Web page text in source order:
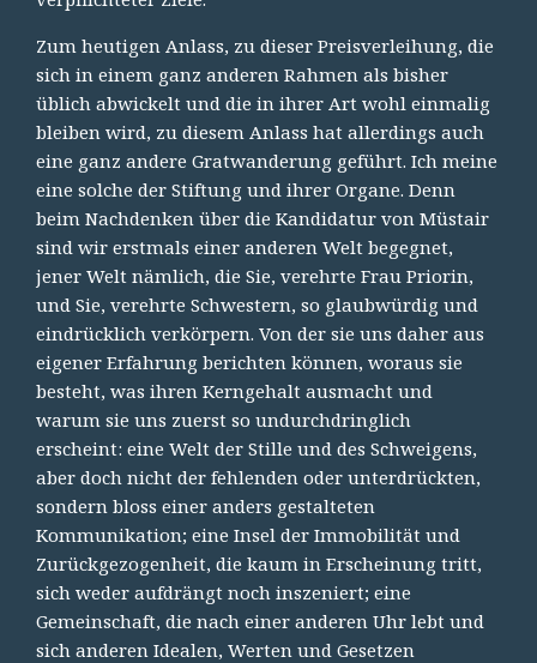
Zum heutigen Anlass, zu dieser Preisverleihung, die
sich in einem ganz anderen Rahmen als bisher
üblich abwickelt und die in ihrer Art wohl einmalig
bleiben wird, zu diesem Anlass hat allerdings auch
eine ganz andere Gratwanderung geführt. Ich meine
eine solche der Stiftung und ihrer Organe. Denn
beim Nachdenken über die Kandidatur von Müstair
sind wir erstmals einer anderen Welt begegnet,
jener Welt nämlich, die Sie, verehrte Frau Priorin,
und Sie, verehrte Schwestern, so glaubwürdig und
eindrücklich verkörpern. Von der sie uns daher aus
eigener Erfahrung berichten können, woraus sie
besteht, was ihren Kerngehalt ausmacht und
warum sie uns zuerst so undurchdringlich
erscheint: eine Welt der Stille und des Schweigens,
aber doch nicht der fehlenden oder unterdrückten,
sondern bloss einer anders gestalteten
Kommunikation; eine Insel der Immobilität und
Zurückgezogenheit, die kaum in Erscheinung tritt,
sich weder aufdrängt noch inszeniert; eine
Gemeinschaft, die nach einer anderen Uhr lebt und
sich anderen Idealen, Werten und Gesetzen